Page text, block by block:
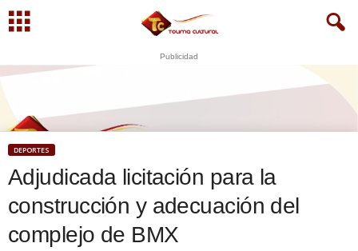
Publicidad
WhatsApp
+573249605958
DEPORTES
Adjudicada licitación para la
construcción y adecuación del
complejo de BMX